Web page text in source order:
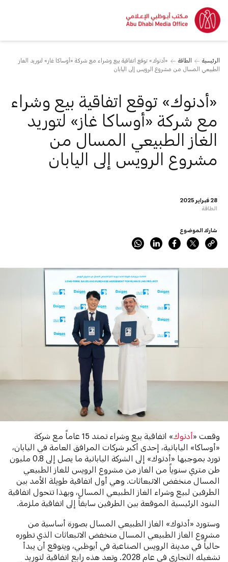
الرئيسية الطاقة
«أدنوك» توقع اتفاقية بيع وشراء مع شركة «أوساكا غاز» لتوريد الغاز
الطبيعي المسال من مشروع الرويس إلى اليابان
28 فبراير 2025
الطاقة
«أدنوك» توقع اتفاقية بيع وشراء
مع شركة «أوساكا غاز» لتوريد
الغاز الطبيعي المسال من
مشروع الرويس إلى اليابان
شارك الموضوع
وقعت «أدنوك
» اتفاقية بيع وشراء تمتد 15 عاماً مع شركة
«أوساكا» اليابانية، إحدى أكبر شركات المرافق العامة في اليابان،
تورد بموجبها «أدنوك» إلى الشركة اليابانية ما يصل إلى 0.8 مليون
طن متري سنوياً من الغاز من مشروع الرويس للغاز الطبيعي
المسال منخفض الانبعاثات. وهي أول اتفاقية طويلة الأمد بين
الطرفين لبيع وشراء الغاز الطبيعي المسال، وبهذا تتحول اتفاقية
البنود الرئيسية الموقعة بين الطرفين سابقاً إلى اتفاقية ملزمة.
وستورد «أدنوك» الغاز الطبيعي المسال بصورة أساسية من
مشروع الغاز الطبيعي المسال منخفض الانبعاثات الذي تطوره
حالياً في مدينة الرويس الصناعية في أبوظبي، ويتوقع أن يبدأ
تشغيله التجاري في عام 2028. وتعد هذه رابع اتفاقية لتوريد